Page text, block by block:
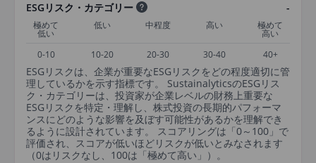
ESGリスク・カテゴリー
-
極めて
低い
低い 中程度 高い 極めて
高い
0-10
10-20 20-30 30-40 40+
ESGリスクは、企業が重要なESGリスクをどの程度適切に管
理しているかを示す指標です。 SustainalyticsのESGリス
ク・カテゴリーは、投資家が企業レベルの財務上重要な
ESGリスクを特定・理解し、株式投資の長期的パフォーマ
ンスにどのような影響を及ぼす可能性があるかを理解でき
るように設計されています。 スコアリングは「0～100」で
評価され、スコアが低いほどリスクが低いとみなされます
（0はリスクなし、100は「極めて高い」）。